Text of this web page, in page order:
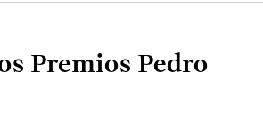
Premios Pedro